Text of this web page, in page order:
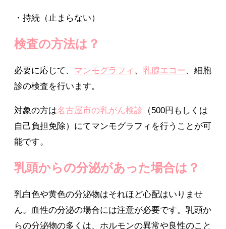
・持続（止まらない）
検査の方法は？
必要に応じて、 マンモグラフィ 、 乳腺エコー、細胞
診の検査を行います。
対象の方は名古屋市の乳がん検診 （500円もしくは
自己負担免除）にてマンモグラフィを行うことが可
能です。
乳頭からの分泌があった場合は？
乳白色や黄色の分泌物はそれほど心配はいりませ
ん。血性の分泌の場合には注意が必要です。乳頭か
らの分泌物の多くは、ホルモンの異常や良性のこと